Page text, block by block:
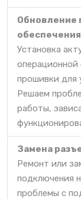
Обновление
обеспечения
Установка
прошивки для
Решаем
работы,
Замена
Ремонт или
подключения
проблемы с